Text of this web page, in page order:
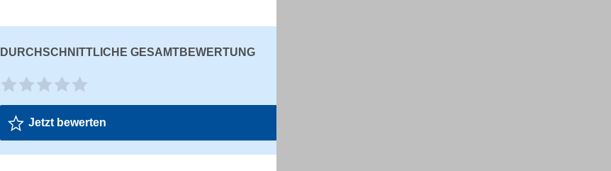
DURCHSCHNITTLICHE GESAMTBEWERTUNG
Jetzt bewerten